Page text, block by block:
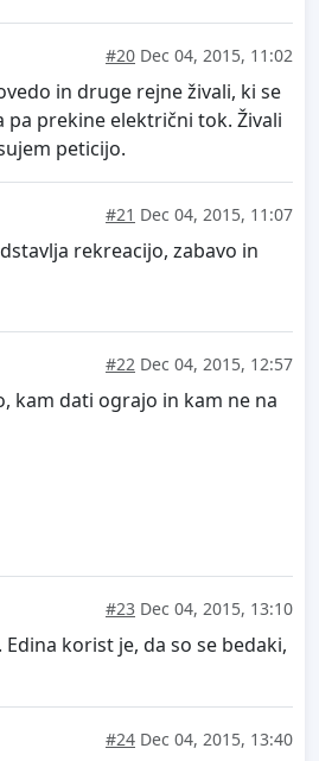
#20 Dec 04, 2015, 11:02
in druge rejne živali, ki se
pa prekine električni tok. Živali
peticijo.
#21 Dec 04, 2015, 11:07
rekreacijo, zabavo in
#22 Dec 04, 2015, 12:57
kam dati ograjo in kam ne na
#23 Dec 04, 2015, 13:10
korist je, da so se bedaki,
#24 Dec 04, 2015, 13:40